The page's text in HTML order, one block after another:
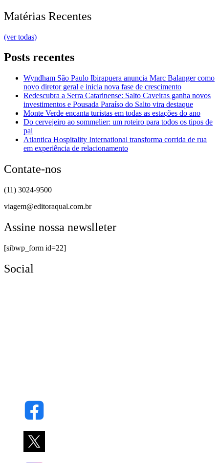
Matérias Recentes
(ver todas)
Posts recentes
Wyndham São Paulo Ibirapuera anuncia Marc Balanger como
novo diretor geral e inicia nova fase de crescimento
Redescubra a Serra Catarinense: Salto Caveiras ganha novos
investimentos e Pousada Paraíso do Salto vira destaque
Monte Verde encanta turistas em todas as estações do ano
Do cervejeiro ao sommelier: um roteiro para todos os tipos de
pai
Atlantica Hospitality International transforma corrida de rua
em experiência de relacionamento
Contate-nos
(11) 3024-9500
viagem@editoraqual.com.br
Assine nossa newslleter
[sibwp_form id=22]
Social